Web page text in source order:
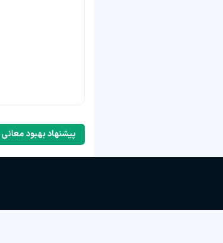
پیشنهاد بهبود معانی